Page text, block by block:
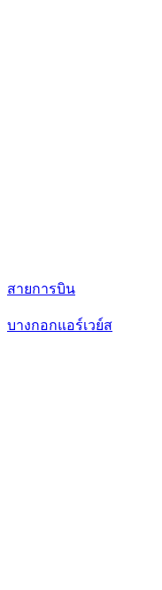
สายการบิน
บางกอกแอร์เวย์ส